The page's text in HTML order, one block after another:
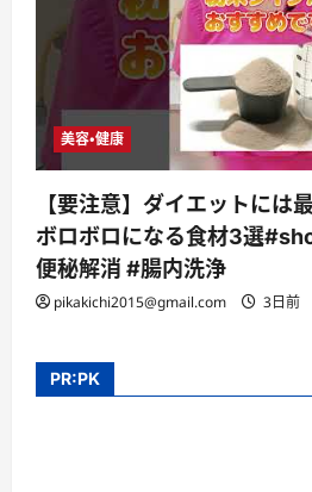
美容・健康
【要注意】ダイエットには
ボロボロになる食材3選
便秘解消 #腸内洗浄
pikakichi2015@gmail.com 3日前
PR:PK